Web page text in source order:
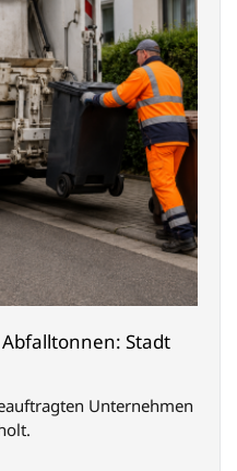
Stadt
Unternehmen